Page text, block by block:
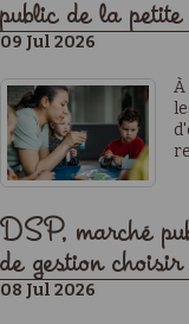
public de la petite
09 Jul 2026
À
DSP, marché
de gestion
08 Jul 2026